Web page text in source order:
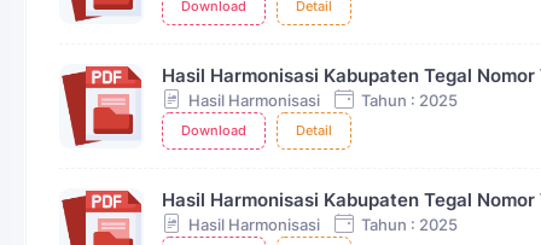
Download Detail
Hasil Harmonisasi Kabupaten Tegal
Hasil Harmonisasi Tahun : 2025
Download Detail
Hasil Harmonisasi Kabupaten Tegal
Hasil Harmonisasi Tahun : 2025